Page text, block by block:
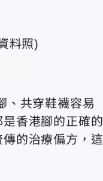
、共穿鞋襪容易
香港腳的正確的
的治療偏方，這